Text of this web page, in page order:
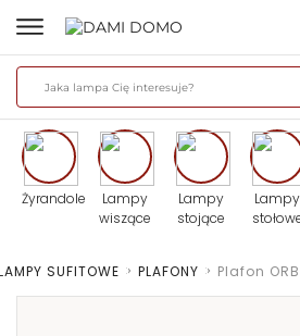
Żyrandole
Lampy
wiszące
Lampy
stojące
Lampy
SUFITOWE > PLAFONY > Plafon